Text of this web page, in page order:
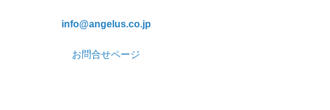
info@angelus.co.jp
お問合せページ